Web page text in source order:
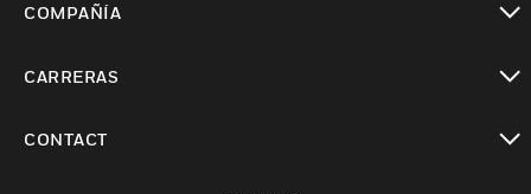
COMPAÑÍA
CARRERAS
CONTACT